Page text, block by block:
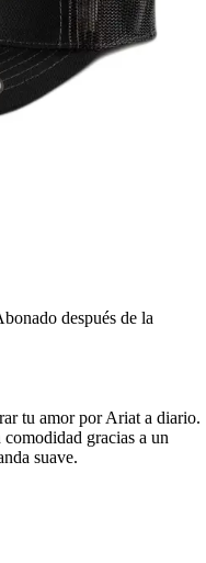
después de la
tu amor por Ariat a diario.
gracias a un
suave.